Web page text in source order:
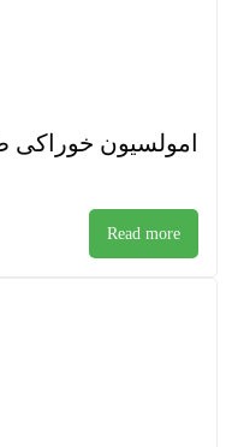
امولسیون خوراکی
Read more